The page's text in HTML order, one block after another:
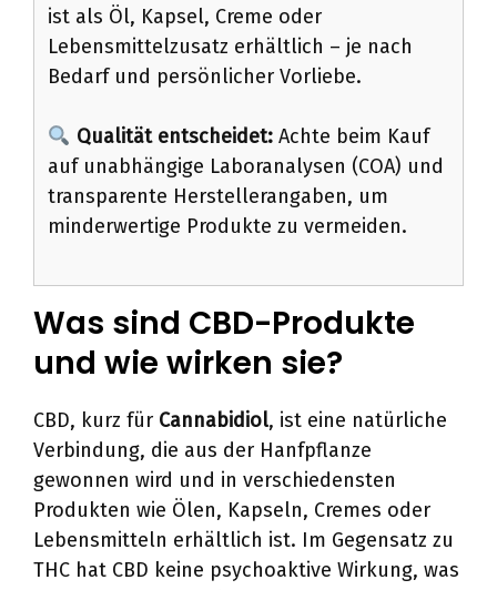
ist als Öl, Kapsel, Creme oder
Lebensmittelzusatz erhältlich – je nach
Bedarf und persönlicher Vorliebe.
Qualität entscheidet:Achte beim Kauf
auf unabhängige Laboranalysen (COA) und
transparente Herstellerangaben, um
minderwertige Produkte zu vermeiden.
Was sind CBD-Produkte
und wie wirken sie?
CBD, kurz für Cannabidiol, ist eine natürliche
Verbindung, die aus der Hanfpflanze
gewonnen wird und in verschiedensten
Produkten wie Ölen, Kapseln, Cremes oder
Lebensmitteln erhältlich ist. Im Gegensatz zu
THC hat CBD keine psychoaktive Wirkung, was